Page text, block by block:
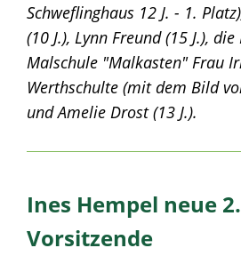
Schweflinghaus 12 J. - 1.
(10 J.), Lynn Freund (15 J.),
Malschule "Malkasten" Frau
Werthschulte (mit dem Bild
und Amelie Drost (13 J.).
Ines Hempel neue 2.
Vorsitzende